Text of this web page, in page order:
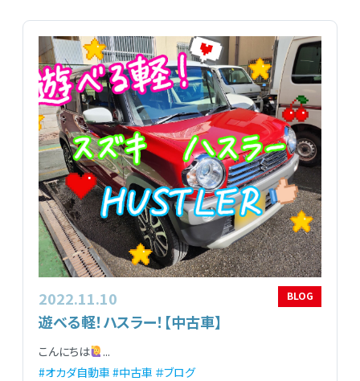
2022.11.10 BLOG
遊べる軽！ハスラー！【中古車】
こんにちは
...
#オカダ自動車 #中古車 ＃ブログ